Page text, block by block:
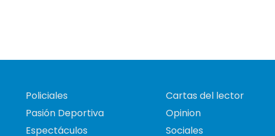
Policiales
Pasión Deportiva
Espectáculos
Cartas del lector
Opinion
Sociales